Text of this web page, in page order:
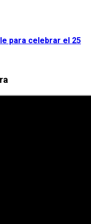
para celebrar el 25